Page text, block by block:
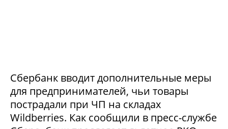
Сбербанк вводит дополнительные меры
для предпринимателей, чьи товары
пострадали при ЧП на складах
Wildberries. Как сообщили в пресс-службе